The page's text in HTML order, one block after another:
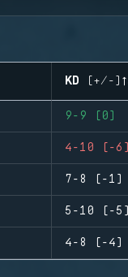
KD (+/-)
9-9 (0)
4-10 (-6)
7-8 (-1)
5-10 (-5)
4-8 (-4)